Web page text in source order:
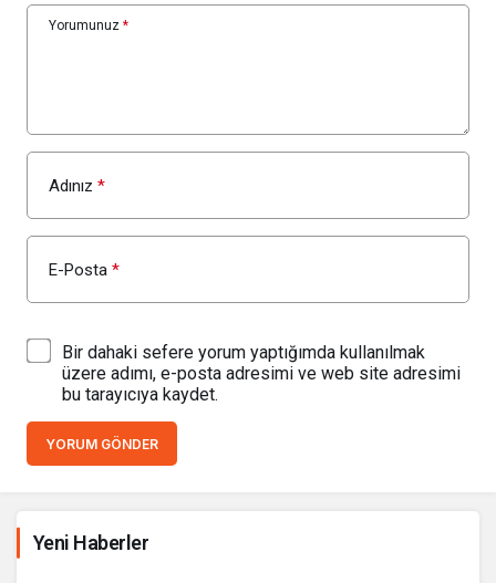
Yorumunuz *
Adınız *
E-Posta *
Bir dahaki sefere yorum yaptığımda kullanılmak
üzere adımı, e-posta adresimi ve web site adresimi
bu tarayıcıya kaydet.
YORUM GÖNDER
Yeni Haberler
16 saat önce